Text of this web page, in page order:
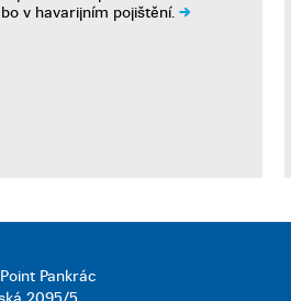
v havarijním pojištění.
Pankrác